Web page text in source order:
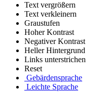
Text vergrößern
Text verkleinern
Graustufen
Hoher Kontrast
Negativer Kontrast
Heller Hintergrund
Links unterstrichen
Reset
Gebärdensprache
Leichte Sprache